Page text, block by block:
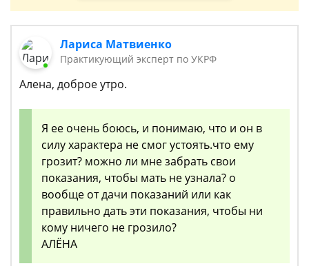
Лариса Матвиенко
Практикующий эксперт по УКРФ
Алена, доброе утро.
Я ее очень боюсь, и понимаю, что и он в
силу характера не смог устоять.что ему
грозит? можно ли мне забрать свои
показания, чтобы мать не узнала? о
вообще от дачи показаний или как
правильно дать эти показания, чтобы ни
кому ничего не грозило?
АЛЁНА